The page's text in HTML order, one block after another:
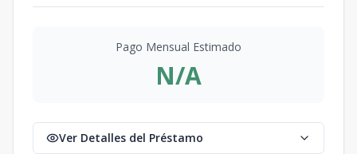
Pago Mensual Estimado
N/A
Ver Detalles del Préstamo